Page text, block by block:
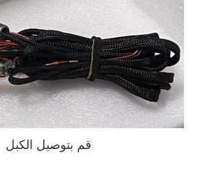
قم بتوصيل الكبل